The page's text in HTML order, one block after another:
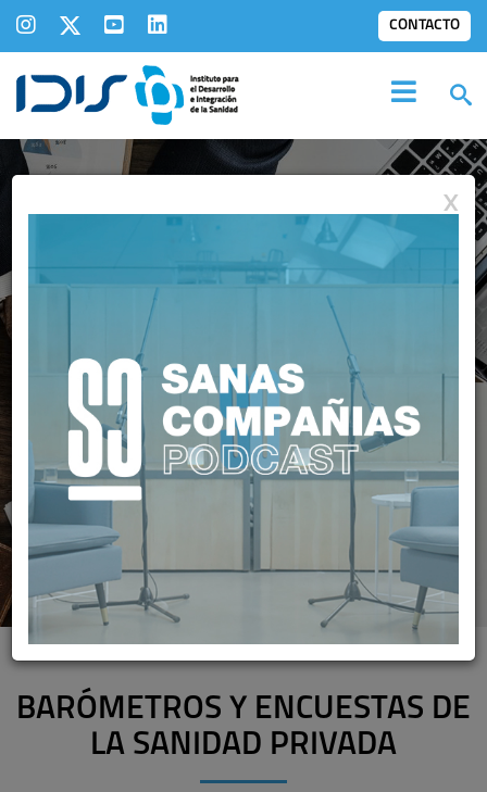
CONTACTO
INFORMESIDIS
BARÓMETROS Y ENCUESTAS DE
LA SANIDAD PRIVADA
X